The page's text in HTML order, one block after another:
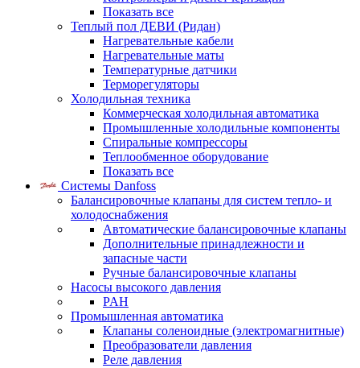
Показать все
Теплый пол ДЕВИ (Ридан)
Нагревательные кабели
Нагревательные маты
Температурные датчики
Терморегуляторы
Холодильная техника
Коммерческая холодильная автоматика
Промышленные холодильные компоненты
Спиральные компрессоры
Теплообменное оборудование
Показать все
Системы Danfoss
Балансировочные клапаны для систем тепло- и
холодоснабжения
Автоматические балансировочные клапаны
Дополнительные принадлежности и
запасные части
Ручные балансировочные клапаны
Насосы высокого давления
PAH
Промышленная автоматика
Клапаны соленоидные (электромагнитные)
Преобразователи давления
Реле давления